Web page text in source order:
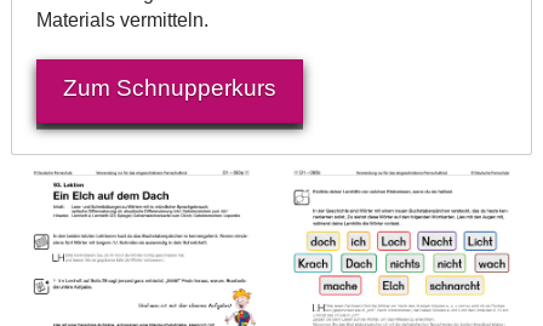
Materials vermitteln.
Zum Schnupperkurs